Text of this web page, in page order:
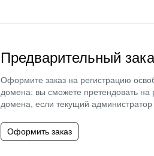
Предварительный
Оформите заказ на регистрацию
домена: вы сможете претендовать на
домена, если текущий администратор
Оформить заказ